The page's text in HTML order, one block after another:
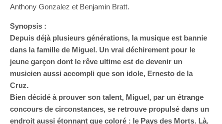
Anthony Gonzalez et Benjamin Bratt.
Synopsis :
Depuis déjà plusieurs générations, la musique est bannie
dans la famille de Miguel. Un vrai déchirement pour le
jeune garçon dont le rêve ultime est de devenir un
musicien aussi accompli que son idole, Ernesto de la
Cruz.
Bien décidé à prouver son talent, Miguel, par un étrange
concours de circonstances, se retrouve propulsé dans un
endroit aussi étonnant que coloré : le Pays des Morts. Là,